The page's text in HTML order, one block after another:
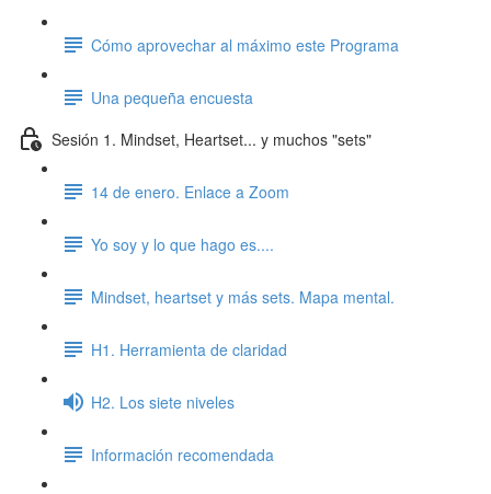
Cómo aprovechar al máximo este Programa
Una pequeña encuesta
Sesión 1. Mindset, Heartset... y muchos "sets"
14 de enero. Enlace a Zoom
Yo soy y lo que hago es....
Mindset, heartset y más sets. Mapa mental.
H1. Herramienta de claridad
H2. Los siete niveles
Información recomendada